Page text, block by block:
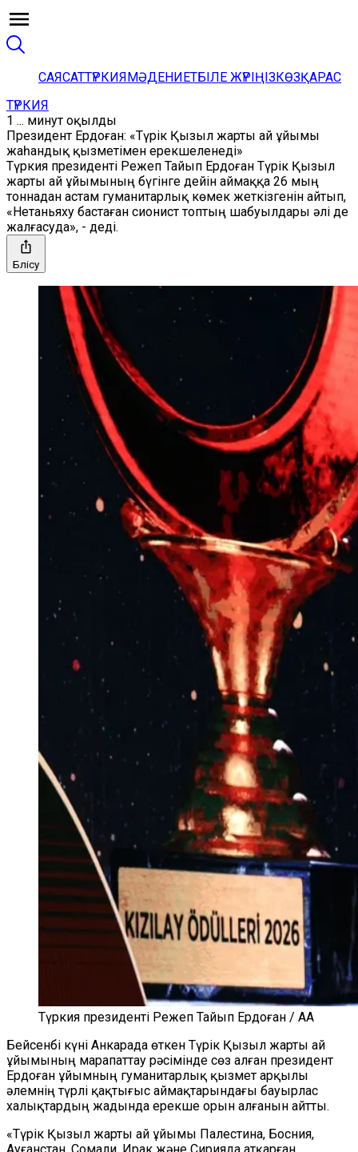
САЯСАТТҮРКИЯМӘДЕНИЕТБІЛЕ ЖҮРІҢІЗКӨЗҚАРАС
ТҮРКИЯ
1 ... минут оқылды
Президент Ердоған: «Түрік Қызыл жарты ай ұйымы
жаһандық қызметімен ерекшеленеді»
Түркия президенті Режеп Тайып Ердоған Түрік Қызыл
жарты ай ұйымының бүгінге дейін аймаққа 26 мың
тоннадан астам гуманитарлық көмек жеткізгенін айтып,
«Нетаньяху бастаған сионист топтың шабуылдары әлі де
жалғасуда», - деді.
Бөлісу
Түркия президенті Режеп Тайып Ердоған / AA
Бейсенбі күні Анкарада өткен Түрік Қызыл жарты ай
ұйымының марапаттау рәсімінде сөз алған президент
Ердоған ұйымның гуманитарлық қызмет арқылы
әлемнің түрлі қақтығыс аймақтарындағы бауырлас
халықтардың жадында ерекше орын алғанын айтты.
«Түрік Қызыл жарты ай ұйымы Палестина, Босния,